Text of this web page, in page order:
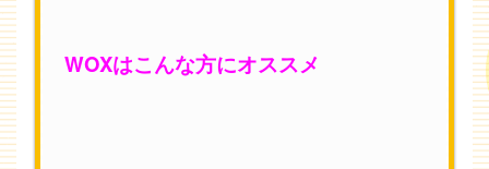
WOXはこんな方にオススメ